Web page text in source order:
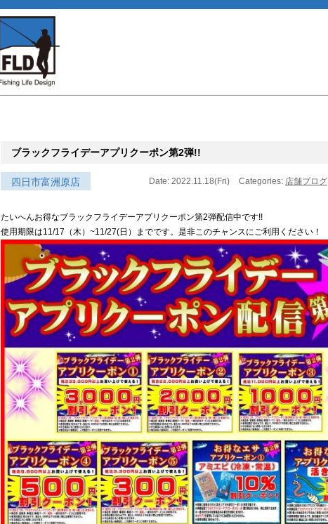
ブラックフライデーアプリクーポン第2弾!!
四日市富洲原店 Date: 2022.11.18(Fri) Categories: 店舗ブログ
たいへんお得なブラックフライデーアプリクーポン第2弾配信中です!!
使用期限は11/17（木）~11/27(日）までです。是非このチャンスにご利用ください！